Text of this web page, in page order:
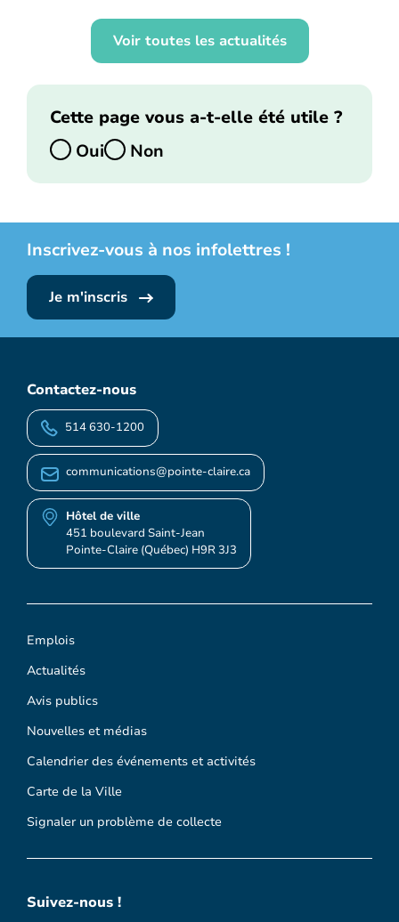
Voir toutes les actualités
Cette page vous a-t-elle été utile ?
Oui
Non
Inscrivez-vous à nos infolettres !
Je m'inscris
Emplois
Actualités
Avis publics
Nouvelles et médias
Calendrier des événements et activités
Carte de la Ville
Signaler un problème de collecte
Contactez-nous
514 630-1200
communications@pointe-claire.ca
Hôtel de ville
451 boulevard Saint-Jean
Pointe-Claire (Québec) H9R 3J3
Suivez-nous !